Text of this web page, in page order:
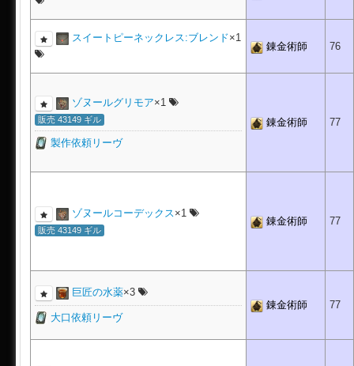
スイートピーネックレス:ブレンド×1
錬金術師 76
ゾヌールグリモア×1
販売 43149 ギル
製作依頼リーヴ
錬金術師 77
ゾヌールコーデックス×1
販売 43149 ギル
錬金術師 77
巨匠の水薬×3
大口依頼リーヴ
錬金術師 77